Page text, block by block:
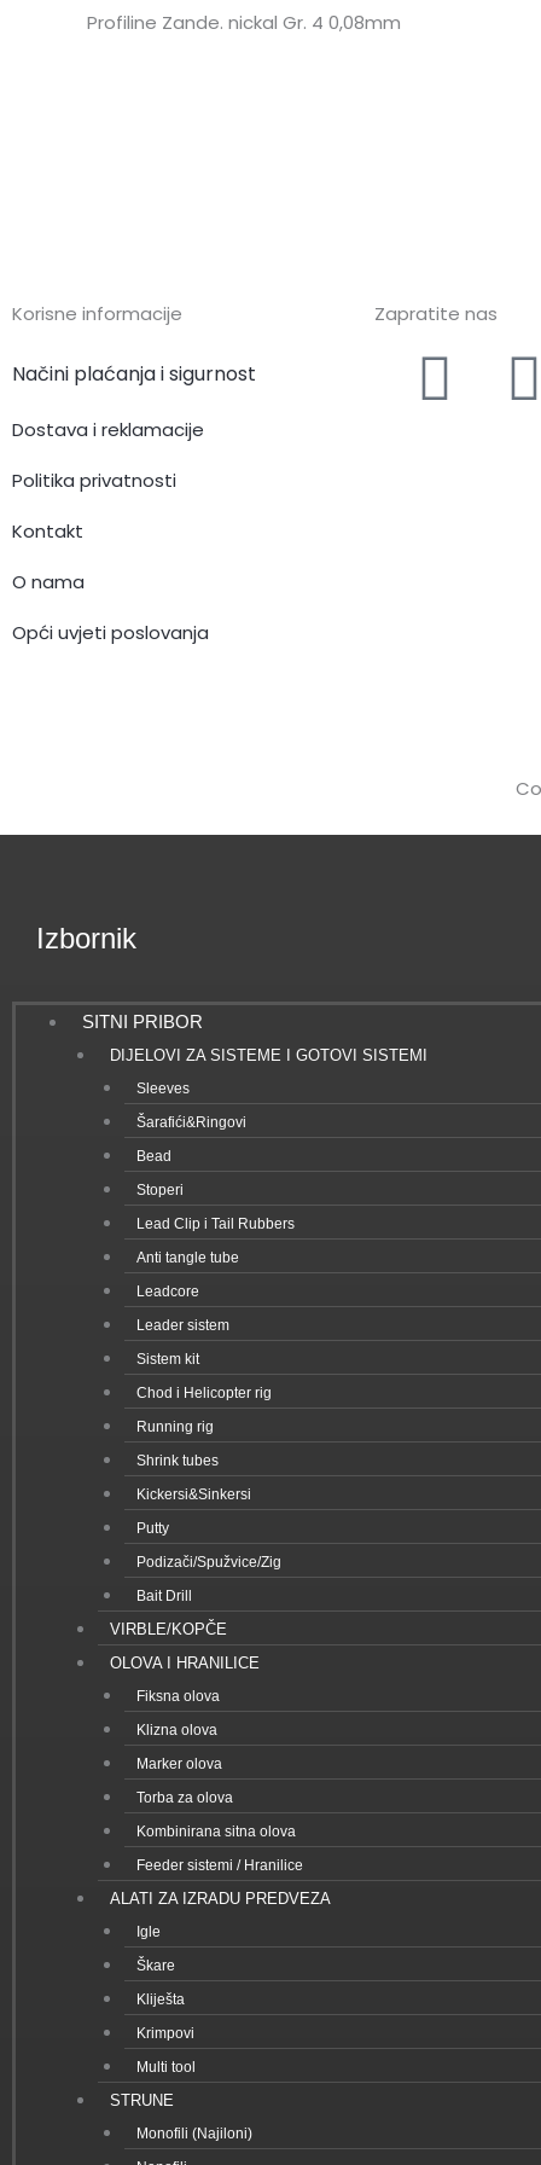
Profiline Zande. nickal Gr. 4 0,08mm
Korisne informacije
Načini plaćanja i sigurnost
Dostava i reklamacije
Politika privatnosti
Kontakt
O nama
Opći uvjeti poslovanja
Zapratite nas
F I
Izbornik
SITNI PRIBOR
DIJELOVI ZA SISTEME I GOTOVI SISTEMI
Sleeves
Šarafići&Ringovi
Bead
Stoperi
Lead Clip i Tail Rubbers
Anti tangle tube
Leadcore
Leader sistem
Sistem kit
Chod i Helicopter rig
Running rig
Shrink tubes
Kickersi&Sinkersi
Putty
Podizači/Spužvice/Zig
Bait Drill
VIRBLE/KOPČE
OLOVA I HRANILICE
Fiksna olova
Klizna olova
Marker olova
Torba za olova
Kombinirana sitna olova
Feeder sistemi / Hranilice
ALATI ZA IZRADU PREDVEZA
Igle
Škare
Kliješta
Krimpovi
Multi tool
STRUNE
Monofili (Najiloni)